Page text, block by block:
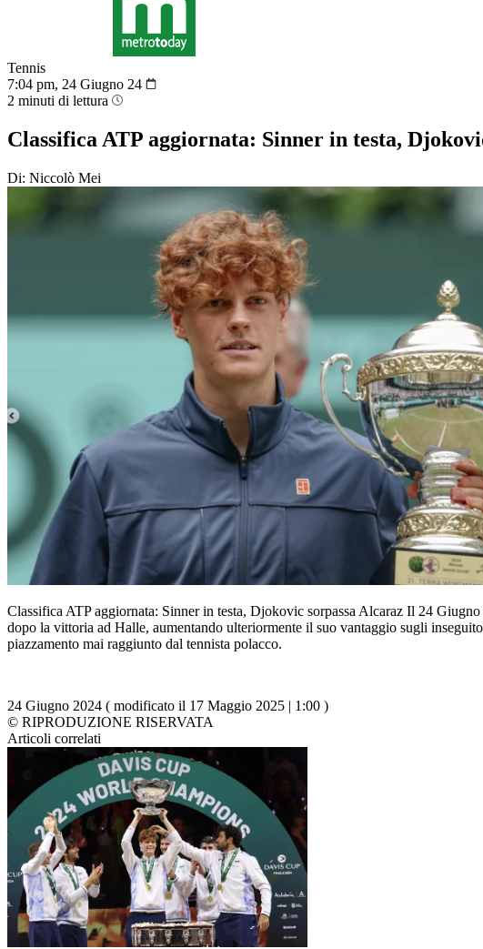
Tennis
7:04 pm, 24 Giugno 24
2 minuti di lettura
Classifica ATP aggiornata: Sinner in testa,
Di: Niccolò Mei
Classifica ATP aggiornata: Sinner in testa, Djokovic sorpassa Alcaraz Il 24
dopo la vittoria ad Halle, aumentando ulteriormente il suo vantaggio sugli
piazzamento mai raggiunto dal tennista polacco.
24 Giugno 2024 ( modificato il 17 Maggio 2025 | 1:00 )
© RIPRODUZIONE RISERVATA
Articoli correlati